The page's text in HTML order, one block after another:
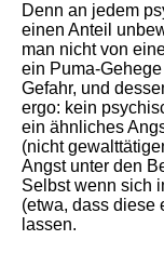
Denn an jedem
einen Anteil
man nicht von
ein Puma-
Gefahr, und
ergo: kein
ein ähnliches
(nicht
Angst unter den
Selbst wenn sich
(etwa, dass diese
lassen.